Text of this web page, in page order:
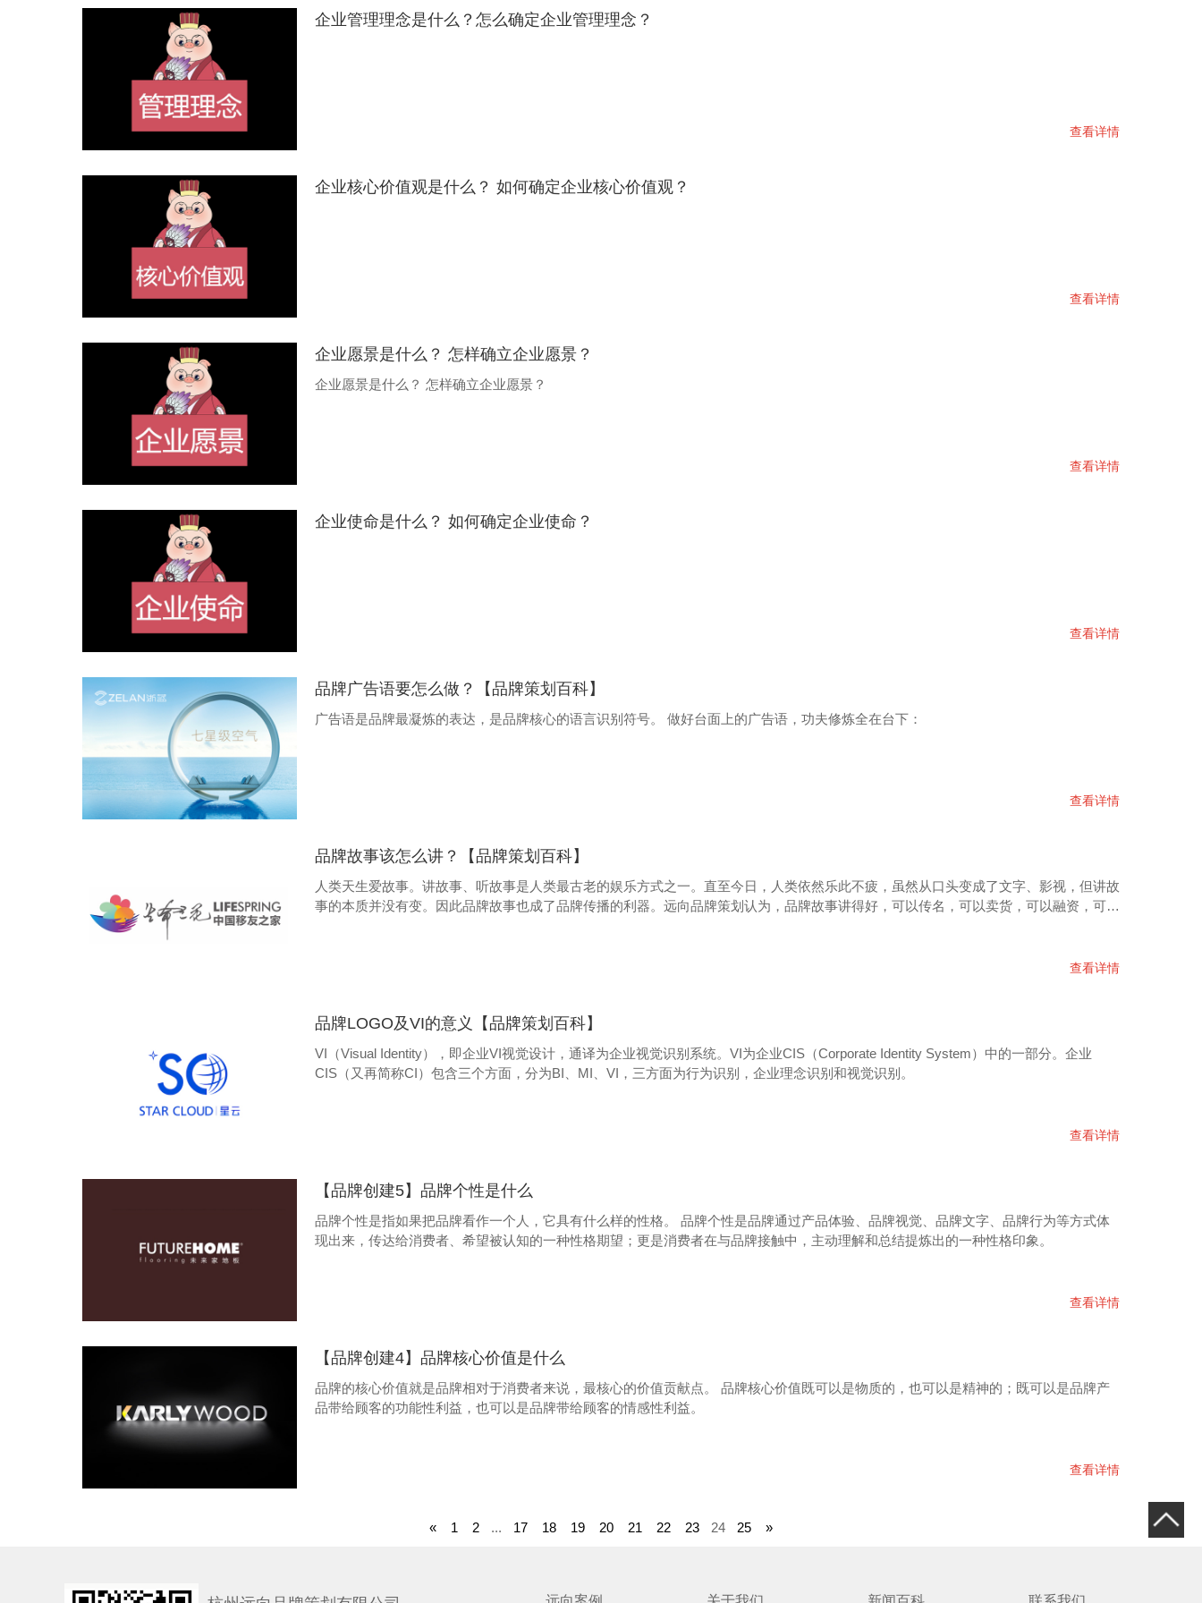
企业管理理念是什么？怎么确定企业管理理念？
查看详情
企业核心价值观是什么？ 如何确定企业核心价值观？
查看详情
企业愿景是什么？ 怎样确立企业愿景？
企业愿景是什么？ 怎样确立企业愿景？
查看详情
企业使命是什么？ 如何确定企业使命？
查看详情
品牌广告语要怎么做？【品牌策划百科】
广告语是品牌最凝炼的表达，是品牌核心的语言识别符号。 做好台面上的广告语，功夫修炼全在台下：
查看详情
品牌故事该怎么讲？【品牌策划百科】
人类天生爱故事。讲故事、听故事是人类最古老的娱乐方式之一。直至今日，人类依然乐此不疲，虽然从口头变成了文字、影视，但讲故
事的本质并没有变。因此品牌故事也成了品牌传播的利器。远向品牌策划认为，品牌故事讲得好，可以传名，可以卖货，可以融资，可以
查看详情
品牌LOGO及VI的意义【品牌策划百科】
VI（Visual Identity），即企业VI视觉设计，通译为企业视觉识别系统。VI为企业CIS（Corporate Identity System）中的一部分。企业
CIS（又再简称CI）包含三个方面，分为BI、MI、VI，三方面为行为识别，企业理念识别和视觉识别。
查看详情
【品牌创建5】品牌个性是什么
品牌个性是指如果把品牌看作一个人，它具有什么样的性格。 品牌个性是品牌通过产品体验、品牌视觉、品牌文字、品牌行为等方式体
现出来，传达给消费者、希望被认知的一种性格期望；更是消费者在与品牌接触中，主动理解和总结提炼出的一种性格印象。
查看详情
【品牌创建4】品牌核心价值是什么
品牌的核心价值就是品牌相对于消费者来说，最核心的价值贡献点。 品牌核心价值既可以是物质的，也可以是精神的；既可以是品牌产
品带给顾客的功能性利益，也可以是品牌带给顾客的情感性利益。
查看详情
« 1 2 ... 17 18 19 20 21 22 23 24 25 »